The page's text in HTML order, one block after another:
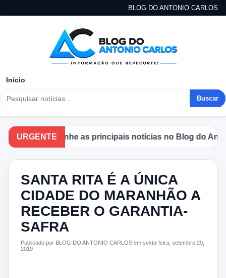
BLOG DO ANTONIO CARLOS
Início
Buscar
URGENTE
Acompanhe as principais notícias no Blog do Antonio
SANTA RITA É A ÚNICA
CIDADE DO MARANHÃO A
RECEBER O GARANTIA-
SAFRA
Publicado por BLOG DO ANTONIO CARLOS em sexta-feira, setembro 20,
2019